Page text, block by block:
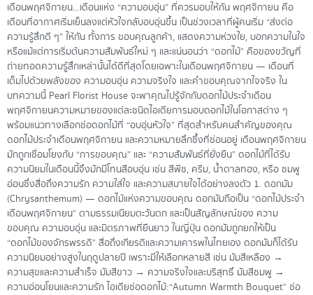
เดือนพฤศจิกายน…เดือนแห่ง “ความอบอุ่น” ที่ควรมอบให้กัน พฤศจิกายน คือ
เดือนที่อากาศเริ่มเย็นลงแต่หัวใจกลับอบอุ่นขึ้น เป็นช่วงเวลาที่ผู้คนเริ่ม “ส่งต่อ
ความรู้สึกดี ๆ” ให้กัน ทั้งการ ขอบคุณลูกค้า, แสดงความห่วงใย, บอกความในใจ
หรือแม้แต่การเริ่มต้นความสัมพันธ์ใหม่ ๆ และแน่นอนว่า “ดอกไม้” คือของขวัญที่
ถ่ายทอดความรู้สึกเหล่านั้นได้ดีที่สุดโดยเฉพาะในเดือนพฤศจิกายน — เดือนที่
เต็มไปด้วยพลังของ ความอบอุ่น ความจริงใจ และคำขอบคุณจากใจจริง ใน
บทความนี้ Pearl Florist House จะพาคุณไปรู้จักกับดอกไม้ประจำเดือน
พฤศจิกายนความหมายของแต่ละชนิดไอเดียการมอบดอกไม้ในโอกาสต่าง ๆ
พร้อมแนวทางเลือกช่อดอกไม้ที่ “อบอุ่นหัวใจ” ที่สุดสำหรับคนสำคัญของคุณ
ดอกไม้ประจำเดือนพฤศจิกายน และความหมายลึกซึ้งที่ซ่อนอยู่ เดือนพฤศจิกายน
มักถูกเชื่อมโยงกับ “การขอบคุณ” และ “ความสัมพันธ์ที่ยั่งยืน” ดอกไม้ที่ได้รับ
ความนิยมในเดือนนี้จึงมักมีโทนสีอบอุ่น เช่น สีพีช, ครีม, น้ำตาลทอง, หรือ ชมพู
อ่อนซึ่งสื่อถึงความรัก ความใส่ใจ และความสบายใจได้อย่างลงตัว 1. ดอกมัม
(Chrysanthemum) — ดอกไม้แห่งความขอบคุณ ดอกมัมถือเป็น “ดอกไม้ประจำ
เดือนพฤศจิกายน” ตามธรรมเนียมตะวันตก และเป็นสัญลักษณ์ของ ความ
ขอบคุณ ความอบอุ่น และมิตรภาพที่ยืนยาว ในญี่ปุ่น ดอกมัมถูกยกให้เป็น
“ดอกไม้ของจักรพรรดิ” สื่อถึงเกียรติและความเคารพในไทยเอง ดอกมัมก็ได้รับ
ความนิยมอย่างสูงในฤดูปลายปี เพราะมีให้เลือกหลายสี เช่น มัมสีเหลือง →
ความสุขและความสำเร็จ มัมสีขาว → ความจริงใจและบริสุทธิ์ มัมสีชมพู →
ความอ่อนโยนและความรัก ไอเดียช่อดอกไม้:“Autumn Warmth Bouquet” ช่อ